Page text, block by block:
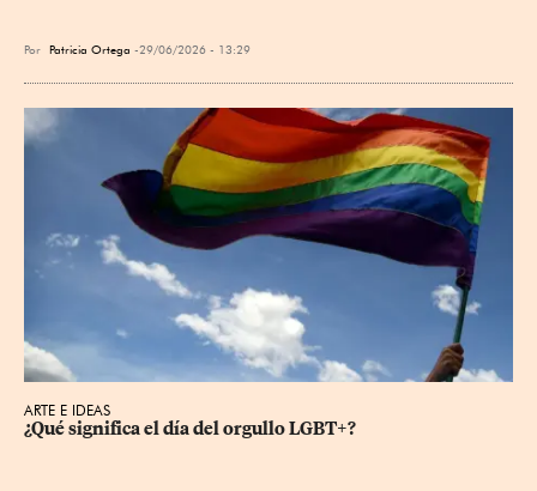
Por Patricia Ortega 29/06/2026 - 13:29
ARTE E IDEAS
¿Qué significa el día del orgullo LGBT+?